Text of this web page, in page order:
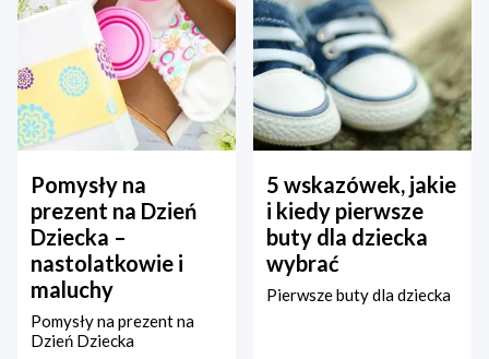
Pomysły na
prezent na Dzień
Dziecka –
nastolatkowie i
maluchy
Pomysły na prezent na
Dzień Dziecka
5 wskazówek, jakie
i kiedy pierwsze
buty dla dziecka
wybrać
Pierwsze buty dla dziecka